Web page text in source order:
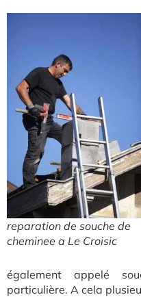
reparation de souche de
cheminee a Le Croisic
également appelé
particulière. A cela